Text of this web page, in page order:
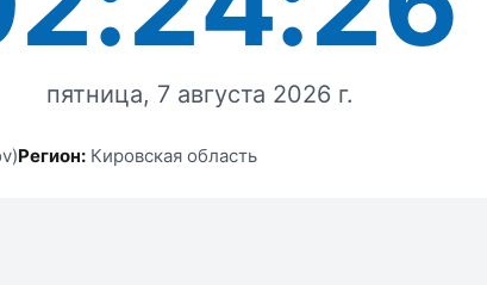
пятница, 7 августа 2026 г.
Регион: Кировская область